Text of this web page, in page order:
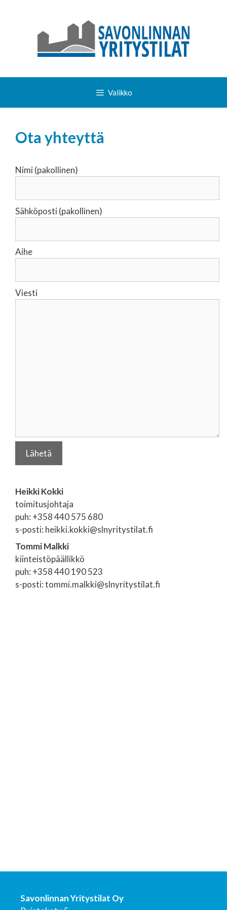
Valikko
Ota yhteyttä
Nimi (pakollinen)
Sähköposti (pakollinen)
Aihe
Viesti
Heikki Kokki
toimitusjohtaja
puh: +358 440 575 680
s-posti: heikki.kokki@slnyritystilat.fi
Tommi Malkki
kiinteistöpäällikkö
puh: +358 440 190 523
s-posti: tommi.malkki@slnyritystilat.fi
Savonlinnan Yritystilat Oy